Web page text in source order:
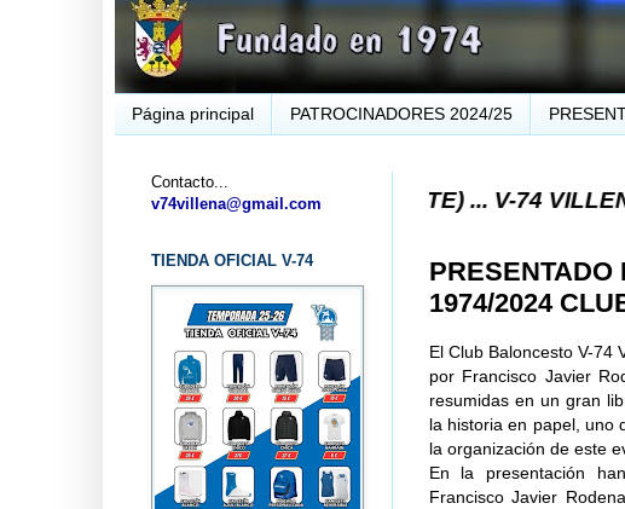
Página principal PATROCINADORES 2024/25
V-74 VILLENA (ALICANTE) ... V-74 VILLENA
1974/2024
El Club Baloncesto V-74
por Francisco Javier
resumidas en un gran
la historia en papel, uno
la organización de este
En la presentación
Francisco Javier
Contacto...
v74villena@gmail.com
TIENDA OFICIAL V-74